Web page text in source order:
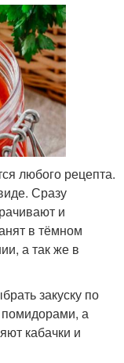
любого рецепта.
Сразу
и
в тёмном
а так же в
закуску по
помидорами, а
кабачки и